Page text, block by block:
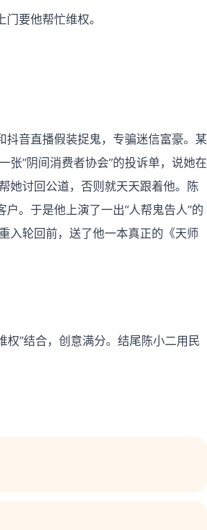
要他帮忙维权。
抖音直播假装捉鬼，专骗迷信富豪。某
张“阴间消费者协会”的投诉单，说她在
她讨回公道，否则就天天跟着他。陈
。于是他上演了一出“人帮鬼告人”的
入轮回前，送了他一本真正的《天师
权”结合，创意满分。结尾陈小二用民